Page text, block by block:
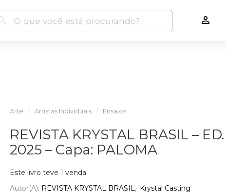
Arte Artistas Individuais Ensaios
REVISTA KRYSTAL BRASIL –
2025 – Capa: PALOMA
Este livro teve 1 venda
Autor(a): REVISTA KRYSTAL BRASIL Krystal Casting